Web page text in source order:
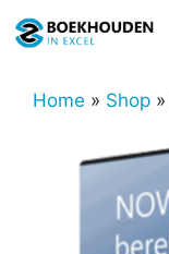
naar
inhoudHome » Shop »